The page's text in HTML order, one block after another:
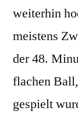
weiterhin
meistens
der 48.
flachen
gespielt